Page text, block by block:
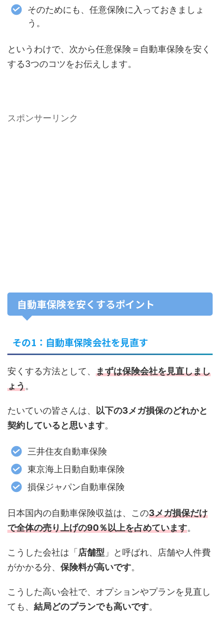
そのためにも、任意保険に入っておきましょ
う。
というわけで、次から任意保険＝自動車保険を安く
する3つのコツをお伝えします。
スポンサーリンク
自動車保険を安くするポイント
その1：自動車保険会社を見直す
安くする方法として、 まずは保険会社を見直しまし
ょう。
たいていの皆さんは、
以下の3メガ損保のどれかと
契約していると思います。
三井住友自動車保険
東京海上日動自動車保険
損保ジャパン自動車保険
日本国内の自動車保険収益は、この3メガ損保だけ
で全体の売り上げの90％以上を占めています。
こうした会社は「店舗型 」と呼ばれ、店舗や人件費
がかかる分、 保険料が高いです。
こうした高い会社で、オプションやプランを見直し
ても、 結局どのプランでも高いです。